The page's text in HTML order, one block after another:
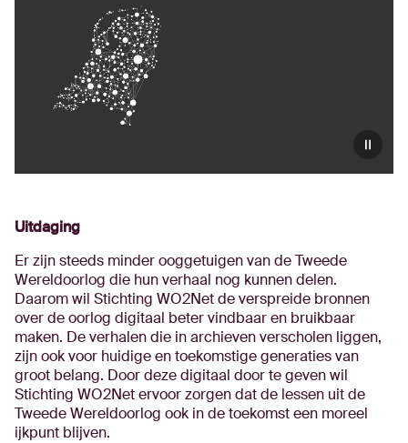
Uitdaging
Er zijn steeds minder ooggetuigen van de Tweede
Wereldoorlog die hun verhaal nog kunnen delen.
Daarom wil Stichting WO2Net de verspreide bronnen
over de oorlog digitaal beter vindbaar en bruikbaar
maken. De verhalen die in archieven verscholen liggen,
zijn ook voor huidige en toekomstige generaties van
groot belang. Door deze digitaal door te geven wil
Stichting WO2Net ervoor zorgen dat de lessen uit de
Tweede Wereldoorlog ook in de toekomst een moreel
ijkpunt blijven.